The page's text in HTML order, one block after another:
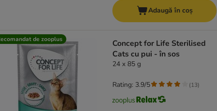
Adaugă în coș
de zooplus
Concept for Life Sterilised
Cats cu pui - în sos
24 x 85 g
Rating: 3.9/5 (13)